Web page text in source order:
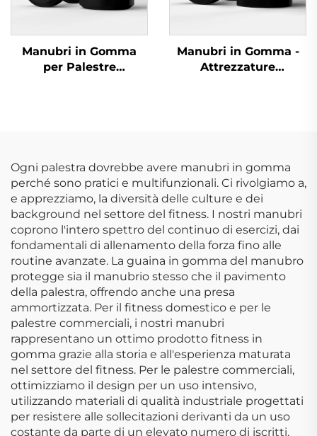
Manubri in Gomma
per Palestre
Manubri in Gomma -
Attrezzature
Ogni palestra dovrebbe avere manubri in gomma
perché sono pratici e multifunzionali. Ci rivolgiamo a,
e apprezziamo, la diversità delle culture e dei
background nel settore del fitness. I nostri manubri
coprono l'intero spettro del continuo di esercizi, dai
fondamentali di allenamento della forza fino alle
routine avanzate. La guaina in gomma del manubro
protegge sia il manubrio stesso che il pavimento
della palestra, offrendo anche una presa
ammortizzata. Per il fitness domestico e per le
palestre commerciali, i nostri manubri
rappresentano un ottimo prodotto fitness in
gomma grazie alla storia e all'esperienza maturata
nel settore del fitness. Per le palestre commerciali,
ottimizziamo il design per un uso intensivo,
utilizzando materiali di qualità industriale progettati
per resistere alle sollecitazioni derivanti da un uso
costante da parte di un elevato numero di iscritti.